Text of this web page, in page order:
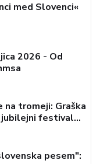
med Slovenci«
2026 - Od
tromeji: Graška
jubilejni festival
pesem":